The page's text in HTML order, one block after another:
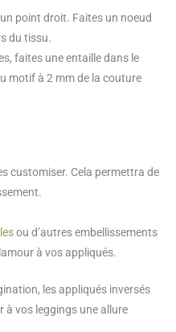
point droit. Faites un noeud
du tissu.
faites une entaille dans le
motif à 2 mm de la couture
customiser. Cela permettra de
ou d’autres embellissements
à vos appliqués.
les appliqués inversés
à vos leggings une allure